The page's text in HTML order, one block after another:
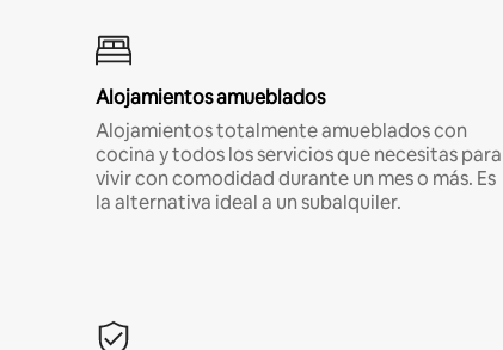
Alojamientos amueblados
Alojamientos totalmente amueblados con
cocina y todos los servicios que necesitas para
vivir con comodidad durante un mes o más. Es
la alternativa ideal a un subalquiler.